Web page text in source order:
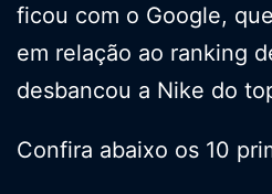
ficou com o Google,
em relação ao ranking
desbancou a Nike do
Confira abaixo os 10